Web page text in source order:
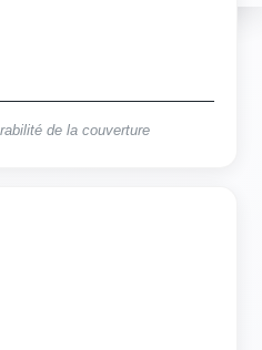
de la couverture